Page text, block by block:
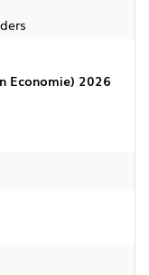
Economie) 2026